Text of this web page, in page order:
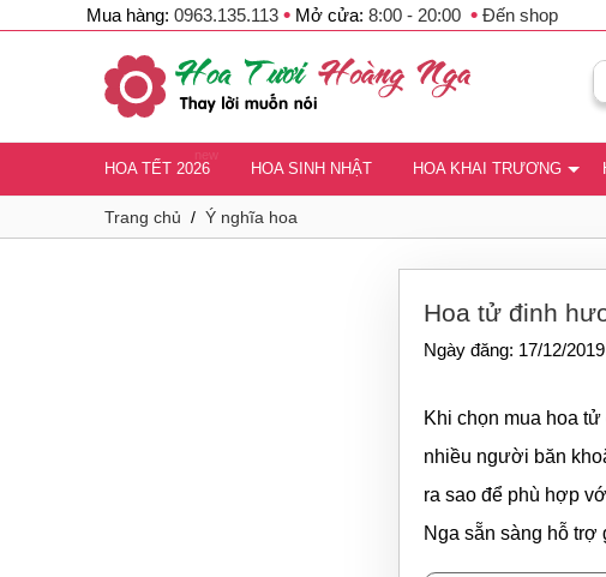
Mua hàng: 0963.135.113 • Mở cửa: 8:00 - 20:00 • Đến shop
new
HOA TẾT 2026 HOA SINH NHẬT HOA KHAI TRƯƠNG
Trang chủ / Ý nghĩa hoa
Hoa tử đinh
Ngày đăng: 17/12/2019
Khi chọn mua hoa
nhiều người băn
ra sao để phù hợp
Nga sẵn sàng hỗ trợ